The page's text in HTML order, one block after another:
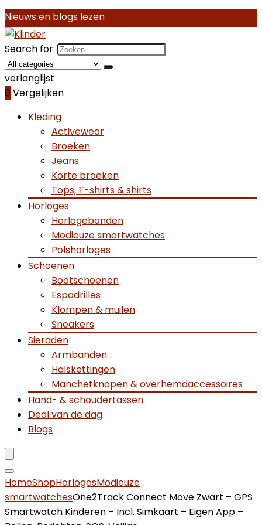
Nieuws en blogs lezen
Search for:
verlanglijst
0 Vergelijken
Kleding
Activewear
Broeken
Jeans
Korte broeken
Tops, T-shirts & shirts
Horloges
Horlogebanden
Modieuze smartwatches
Polshorloges
Schoenen
Bootschoenen
Espadrilles
Klompen & muilen
Sneakers
Sieraden
Armbanden
Halskettingen
Manchetknopen & overhemdaccessoires
Hand- & schoudertassen
Deal van de dag
Blogs
HomeShopHorlogesModieuze
smartwatchesOne2Track Connect Move Zwart – GPS
Smartwatch Kinderen – Incl. Simkaart – Eigen App –